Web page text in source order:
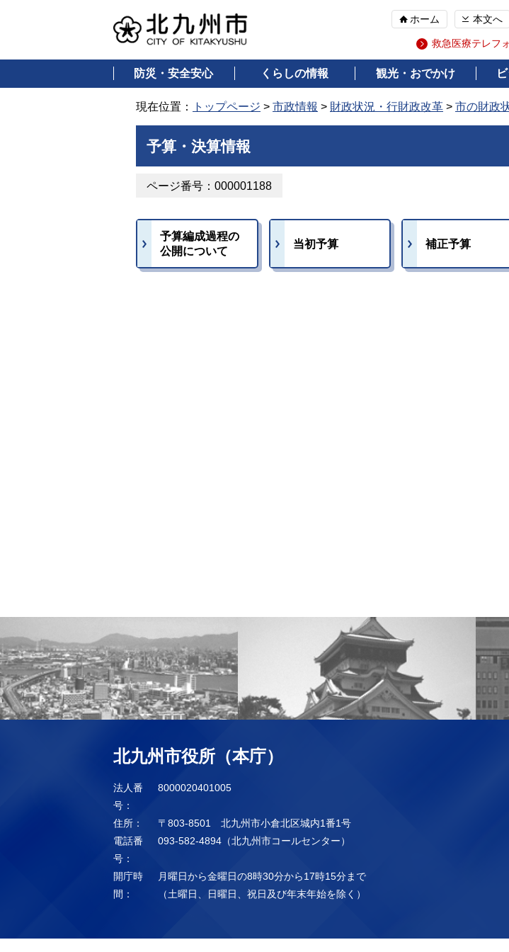
ホーム 本文へ
救急医療テレフ
防災・安全安心 くらしの情報 観光・おでかけ
現在位置： トップページ > 市政情報 > 財政状況・行財政改革 > 市の財政
予算・決算情報
ページ番号：000001188
予算編成過程の
公開について
当初予算 補正予算
北九州市役所（本庁）
法人番
号：
8000020401005
住所：
〒803-8501 北九州市小倉北区城内1番1号
電話番
号：
093-582-4894（北九州市コールセンター）
開庁時
間：
月曜日から金曜日の8時30分から17時15分まで
（土曜日、日曜日、祝日及び年末年始を除く）